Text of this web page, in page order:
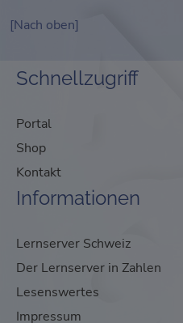
[Nach oben]
Schnellzugriff
Portal
Shop
Kontakt
Informationen
Lernserver Schweiz
Der Lernserver in Zahlen
Lesenswertes
Impressum